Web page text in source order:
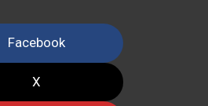
Facebook
X